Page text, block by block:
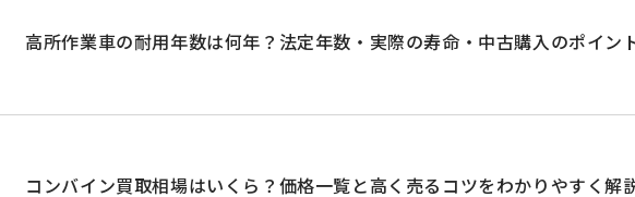
高所作業車の耐用年数は何年？法定年数・実際の寿命・中古購入のポイン
コンバイン買取相場はいくら？価格一覧と高く売るコツをわかりやすく解